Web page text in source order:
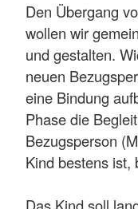
Den Übergang
wollen wir
und gestalten.
neuen
eine Bindung
Phase die
Bezugsperson
Kind bestens ist,